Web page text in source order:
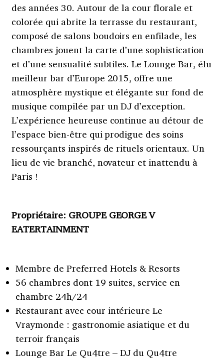
des années 30. Autour de la cour florale et
colorée qui abrite la terrasse du restaurant,
composé de salons boudoirs en enfilade, les
chambres jouent la carte d’une sophistication
et d’une sensualité subtiles. Le Lounge Bar, élu
meilleur bar d’Europe 2015, offre une
atmosphère mystique et élégante sur fond de
musique compilée par un DJ d’exception.
L’expérience heureuse continue au détour de
l’espace bien-être qui prodigue des soins
ressourçants inspirés de rituels orientaux. Un
lieu de vie branché, novateur et inattendu à
Paris !
Propriétaire: GROUPE GEORGE V
EATERTAINMENT
Membre de Preferred Hotels & Resorts
56 chambres dont 19 suites, service en
chambre 24h/24
Restaurant avec cour intérieure Le
Vraymonde : gastronomie asiatique et du
terroir français
Lounge Bar Le Qu4tre – DJ du Qu4tre